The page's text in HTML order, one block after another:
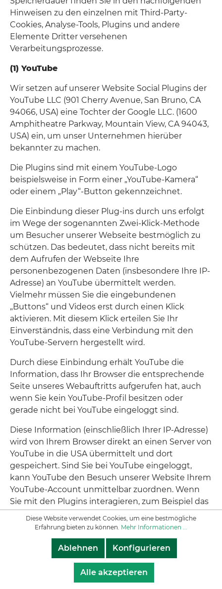
Hinweisen zu den einzelnen mit Third-Party-
Cookies, Analyse-Tools, Plugins und andere
Elemente Dritter versehenen
Verarbeitungsprozesse.
(1) YouTube
Wir setzen auf unserer Website Social Plugins der
YouTube LLC (901 Cherry Avenue, San Bruno, CA
94066, USA) eine Tochter der Google LLC. (1600
Amphitheatre Parkway, Mountain View, CA 94043,
USA) ein, um unser Unternehmen hierüber
bekannter zu machen.
Die Plugins sind mit einem YouTube-Logo
beispielsweise in Form einer „YouTube-Kamera“
oder einem „Play“-Button gekennzeichnet.
Die Einbindung dieser Plug-ins durch uns erfolgt
im Wege der sogenannten Zwei-Klick-Methode
um Besucher unserer Webseite bestmöglich zu
schützen. Das bedeutet, dass nicht bereits mit
dem Aufrufen der Webseite Ihre
personenbezogenen Daten (insbesondere Ihre IP-
Adresse) an YouTube übermittelt werden.
Vielmehr müssen Sie die eingebundenen
„Buttons“ und Videos erst durch einen Klick
aktivieren. Mit diesem Klick erteilen Sie Ihr
Einverständnis, dass eine Verbindung mit den
YouTube-Servern hergestellt wird.
Durch diese Einbindung erhält YouTube die
Information, dass Ihr Browser die entsprechende
Seite unseres Webauftritts aufgerufen hat, auch
wenn Sie kein YouTube-Profil besitzen oder
gerade nicht bei YouTube eingeloggt sind.
Diese Information (einschließlich Ihrer IP-Adresse)
wird von Ihrem Browser direkt an einen Server von
YouTube in die USA übermittelt und dort
gespeichert. Sind Sie bei YouTube eingeloggt,
kann YouTube den Besuch unserer Website Ihrem
YouTube-Account unmittelbar zuordnen. Wenn
Sie mit den Plugins interagieren, zum Beispiel das
„YouTube“-Button betätigen, wird diese
Information ebenfalls direkt an einen Server von
YouTube übermittelt und dort gespeichert. Die
Informationen werden außerdem auf Ihrem
YouTube-Account veröffentlicht und dort Ihren
Kontakten angezeigt.
Diese Website verwendet Cookies, um eine bestmögliche
Erfahrung bieten zu können. Mehr Informationen ...
Ablehnen Konfigurieren
Alle akzeptieren